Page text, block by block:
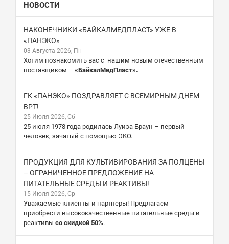
НОВОСТИ
НАКОНЕЧНИКИ «БАЙКАЛМЕДПЛАСТ» УЖЕ В
«ПАНЭКО»
03 Августа 2026, Пн
Хотим познакомить вас с нашим новым отечественным
поставщиком – «БайкалМедПласт».
ГК «ПАНЭКО» ПОЗДРАВЛЯЕТ С ВСЕМИРНЫМ ДНЕМ
ВРТ!
25 Июля 2026, Сб
25 июля 1978 года родилась Луиза Браун – первый
человек, зачатый с помощью ЭКО.
ПРОДУКЦИЯ ДЛЯ КУЛЬТИВИРОВАНИЯ ЗА ПОЛЦЕНЫ
– ОГРАНИЧЕННОЕ ПРЕДЛОЖЕНИЕ НА
ПИТАТЕЛЬНЫЕ СРЕДЫ И РЕАКТИВЫ!
15 Июля 2026, Ср
Уважаемые клиенты и партнеры! Предлагаем
приобрести высококачественные питательные среды и
реактивы со скидкой 50%.